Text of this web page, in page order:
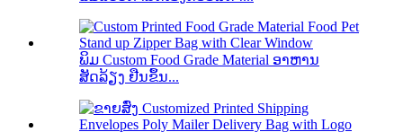
ພິມ Custom Food Grade Material ອາຫານ
ສັດລ້ຽງ ຢືນຂຶ້ນ...